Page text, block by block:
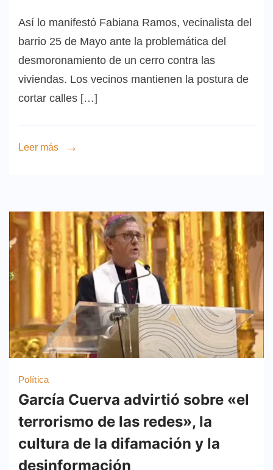
Así lo manifestó Fabiana Ramos, vecinalista del
barrio 25 de Mayo ante la problemática del
desmoronamiento de un cerro contra las
viviendas. Los vecinos mantienen la postura de
cortar calles […]
Leer más
Política
García Cuerva advirtió sobre «el
terrorismo de las redes», la
cultura de la difamación y la
desinformación